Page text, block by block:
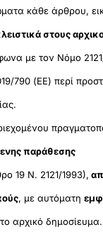
κάθε άρθρου,
στους
με τον Νόμο
790 (ΕΕ) περί
παράθεσης
19 Ν. 2121/1993),
, με αυτόματη
αρχικό δημοσίευμα.